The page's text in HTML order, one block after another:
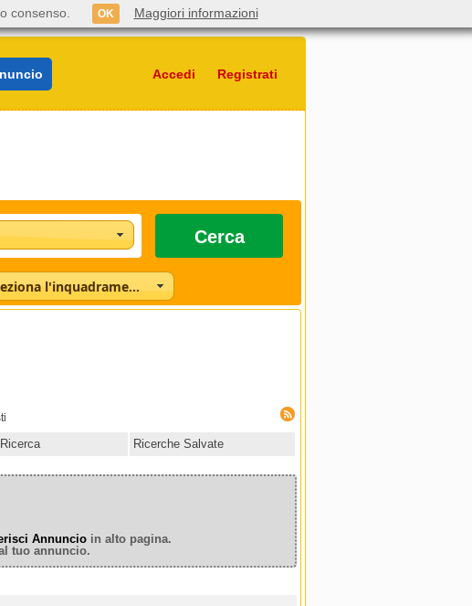
Accedi Registrati
Cerca
Seleziona l'inquadramento
Ricerche Salvate
Annuncio in alto pagina.
tuo annuncio.
consenso. OK Maggiori informazioni